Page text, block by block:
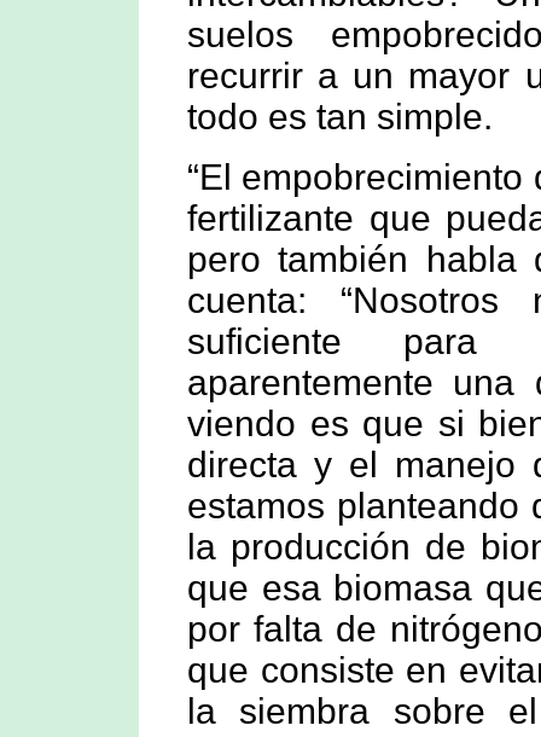
suelos
recurrir a un mayor
todo es tan simple.
“El
fertilizante que
pero también
cuenta: “Nosotros
suficiente para
aparentemente
viendo es que si
directa y el manejo
estamos planteando
la producción de
que esa biomasa
por falta de
que consiste en
la siembra sobre